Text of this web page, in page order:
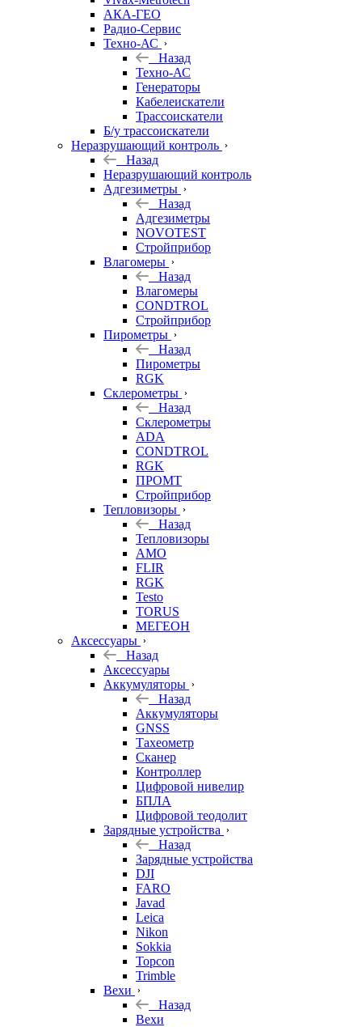
АКА-ГЕО
Радио-Сервис
Техно-АС
Назад
Техно-АС
Генераторы
Кабелеискатели
Трассоискатели
Б/у трассоискатели
Неразрушающий контроль
Назад
Неразрушающий контроль
Адгезиметры
Назад
Адгезиметры
NOVOTEST
Стройприбор
Влагомеры
Назад
Влагомеры
CONDTROL
Стройприбор
Пирометры
Назад
Пирометры
RGK
Склерометры
Назад
Склерометры
ADA
CONDTROL
RGK
ПРОМТ
Стройприбор
Тепловизоры
Назад
Тепловизоры
AMO
FLIR
RGK
Testo
TORUS
МЕГЕОН
Аксессуары
Назад
Аксессуары
Аккумуляторы
Назад
Аккумуляторы
GNSS
Тахеометр
Сканер
Контроллер
Цифровой нивелир
БПЛА
Цифровой теодолит
Зарядные устройства
Назад
Зарядные устройства
DJI
FARO
Javad
Leica
Nikon
Sokkia
Topcon
Trimble
Вехи
Назад
Вехи